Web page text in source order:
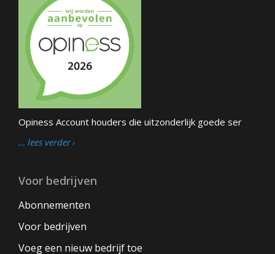
Opiness Account houders die uitzonderlijk goede ser
… lees verder
Voor bedrijven
Abonnementen
Voor bedrijven
Voeg een nieuw bedrijf toe